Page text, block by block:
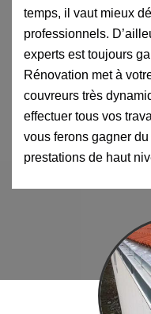
temps, il vaut mieux
professionnels.
experts est toujours
Rénovation met à
couvreurs très
effectuer tous vos
vous ferons gagner
prestations de haut